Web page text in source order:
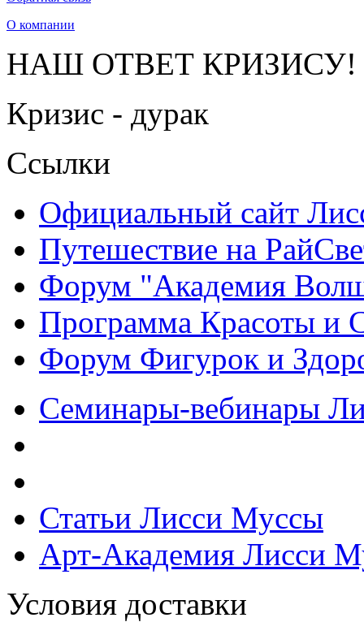
О компании
НАШ ОТВЕТ КРИЗИСУ!
Кризис - дурак
Ссылки
Официальный сайт
Путешествие на
Форум "Академия
Программа Красоты и
Форум Фигурок и
Семинары-вебинары
Статьи Лисси Муссы
Арт-Академия Лисси
Условия доставки